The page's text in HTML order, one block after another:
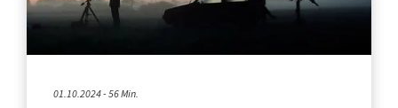
01.10.2024 - 56 Min.